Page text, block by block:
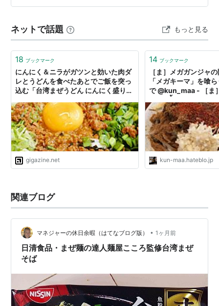
売っている場合は、買ってくるよ。 というわけで我が家
凍台湾まぜそば。 魚粉の香り、味。…
ネットで話題 もっと見る
18 ブックマーク
にんにく＆ニラがガツンと効いた肉ダ
レとうどんを食べたあとでご飯を突っ
込む「台湾まぜうどん にんにく盛り＋
ましたレビュー
gigazine.net
14 ブックマーク
［ま］メガガンジャ
「メガキーマ」を喰
で @kun_maa - ［ま
kun-maa.hateblo.jp
関連ブログ
マネジャーの休日余暇（はてなブログ版） • 1ヶ月前
日清食品・まぜ麺の達人麺屋こころ監修台湾まぜ
そば